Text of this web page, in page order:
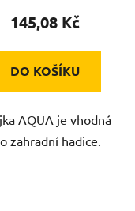
145,08 Kč
DO KOŠÍKU
AQUA je vhodná
zahradní hadice.